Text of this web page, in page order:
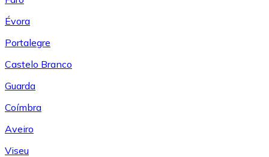
Évora
Portalegre
Castelo Branco
Guarda
Coímbra
Aveiro
Viseu